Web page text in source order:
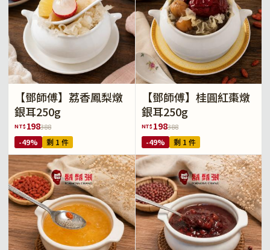
【鄧師傅】荔香鳳梨燉
銀耳250g
NT$ 198388
-49% 剩 1 件
【鄧師傅】桂圓紅棗燉
銀耳250g
NT$ 198388
-49% 剩 1 件